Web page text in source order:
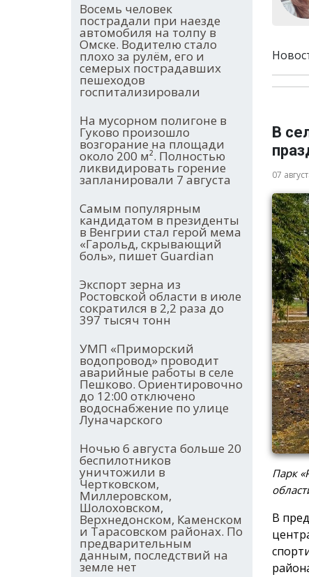
Восемь человек
пострадали при наезде
автомобиля на толпу в
Омске. Водителю стало
плохо за рулём, его и
семерых пострадавших
пешеходов
госпитализировали
На мусорном полигоне в
Гуково произошло
возгорание на площади
около 200 м². Полностью
ликвидировать горение
запланировали 7 августа
Самым популярным
кандидатом в президенты
в Венгрии стал герой мема
«Гарольд, скрывающий
боль», пишет Guardian
Экспорт зерна из
Ростовской области в июле
сократился в 2,2 раза до
397 тысяч тонн
УМП «Приморский
водопровод» проводит
аварийные работы в селе
Пешково. Ориентировочно
до 12:00 отключено
водоснабжение по улице
Луначарского
Ночью 6 августа больше 20
беспилотников
уничтожили в
Чертковском,
Миллеровском,
Шолоховском,
Верхнедонском, Каменском
и Тарасовском районах. По
предварительным
данным, последствий на
земле нет
В
07
Парк
В